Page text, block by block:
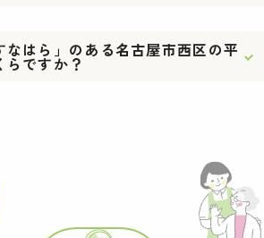
なはら」のある名古屋市西区の平
らですか？